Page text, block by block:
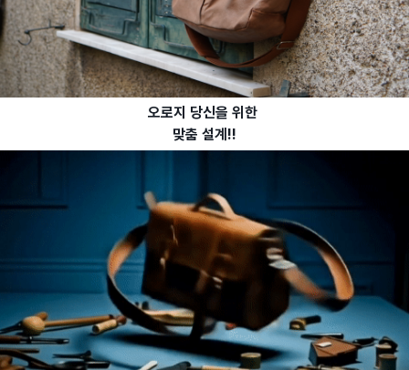
오로지 당신을 위한
맞춤 설계!!